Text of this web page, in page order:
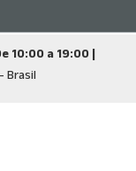
10:00 a 19:00 |
Brasil